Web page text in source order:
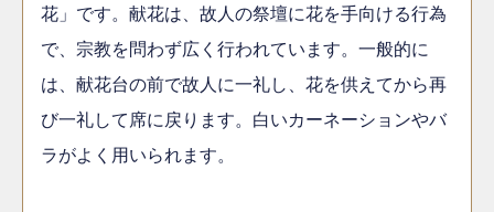
花」です。献花は、故人の祭壇に花を手向ける行為
で、宗教を問わず広く行われています。一般的に
は、献花台の前で故人に一礼し、花を供えてから再
び一礼して席に戻ります。白いカーネーションやバ
ラがよく用いられます。